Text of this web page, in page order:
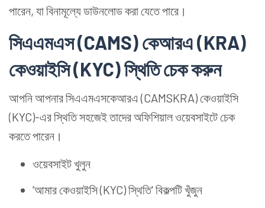
পারেন, যা বিনামূল্যে ডাউনলোড করা যেতে পারে।
সিএএমএস (CAMS) কেআরএ (KRA)
কেওয়াইসি (KYC) স্থিতি চেক করুন
আপনি আপনার সিএএমএসকেআরএ (CAMSKRA) কেওয়াইসি
(KYC)-এর স্থিতি সহজেই তাদের অফিশিয়াল ওয়েবসাইটে চেক
করতে পারেন।
ওয়েবসাইট খুলুন
'আমার কেওয়াইসি (KYC) স্থিতি' বিকল্পটি খুঁজুন